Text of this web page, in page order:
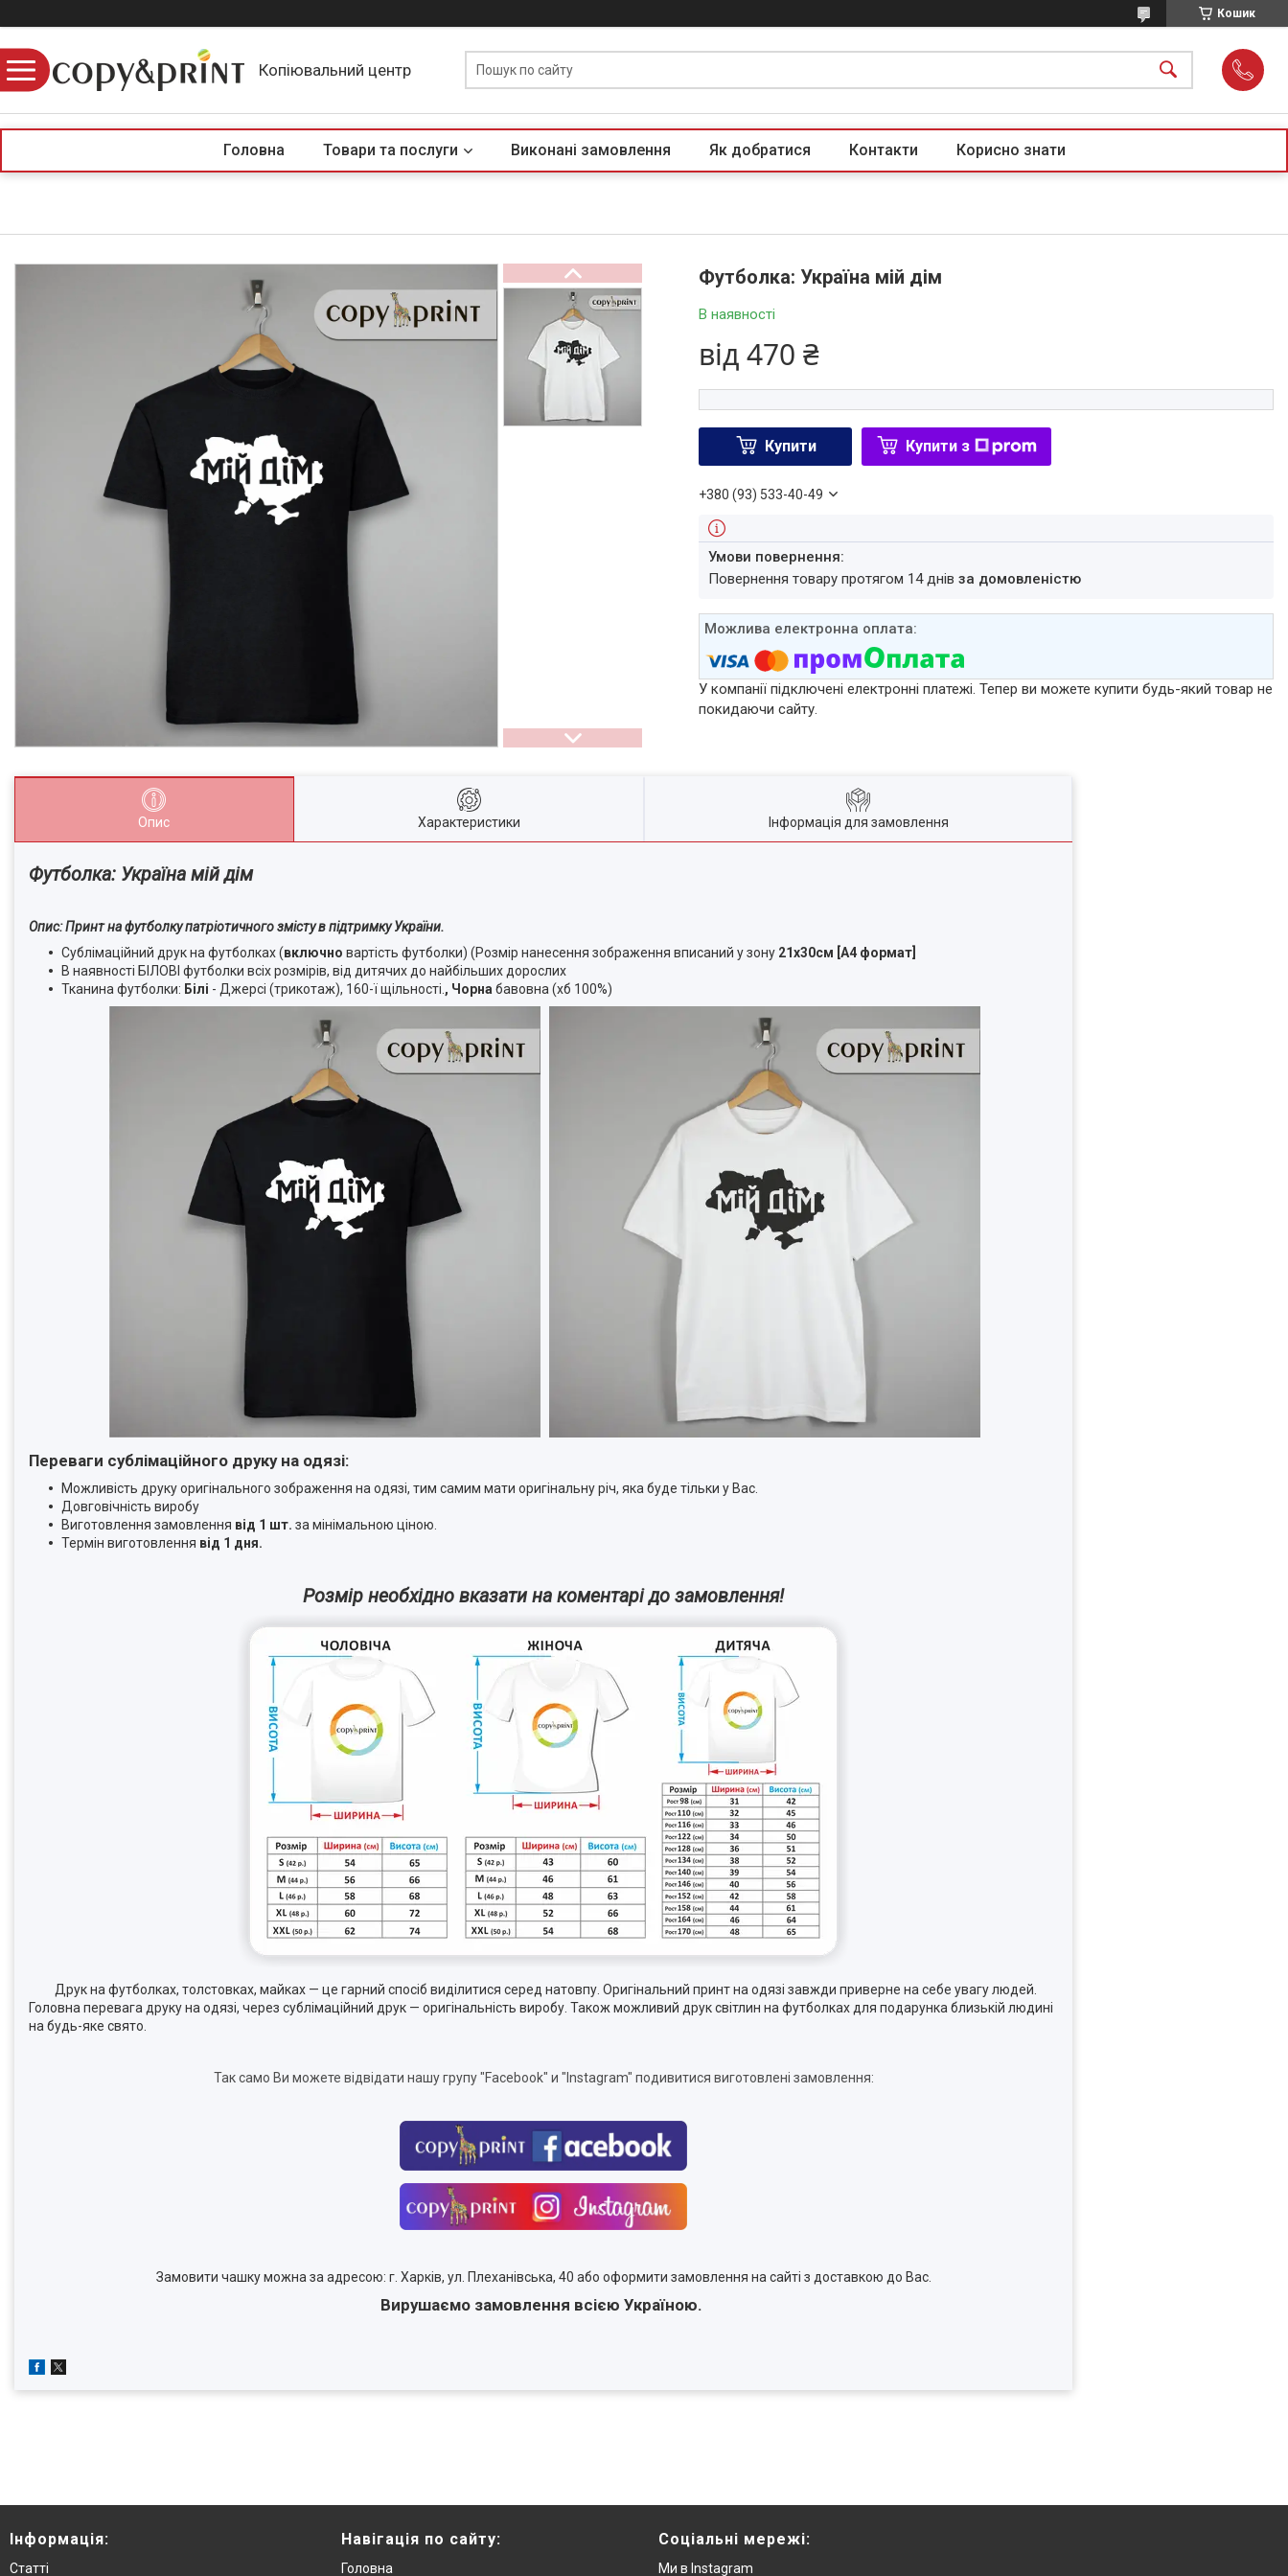
Кошик
Копіювальний центр
Головна Товари та послуги Виконані замовлення Як добратися Контакти Корисно знати
Футболка: Україна мій дім
В наявності
від470 ₴
Купити Купити з
+380 (93) 533-40-49
повернення товару протягом 14 днівза домовленістю
У компанії підключені електронні платежі. Тепер ви можете купити будь-який товар не
покидаючи сайту.
Опис Характеристики Інформація для замовлення
Футболка: Україна мій дім
Опис: Принт на футболку патріотичного змісту в підтримку України.
Сублімаційний друк на футболках (включно вартість футболки) (Розмір нанесення зображення вписаний у зону 21х30см [А4 формат]
В наявності БІЛОВІ футболки всіх розмірів, від дитячих до найбільших дорослих
Тканина футболки: Білі - Джерсі (трикотаж), 160-ї щільності. , Чорна бавовна (хб 100%)
Переваги сублімаційного друку на одязі:
Можливість друку оригінального зображення на одязі, тим самим мати оригінальну річ, яка буде тільки у Вас.
Довговічність виробу
Виготовлення замовлення від 1 шт. за мінімальною ціною.
Термін виготовлення від 1 дня.
Розмір необхідно вказати на коментарі до замовлення!
Друк на футболках, толстовках, майках — це гарний спосіб виділитися серед натовпу. Оригінальний принт на одязі завжди приверне на себе увагу людей.
Головна перевага друку на одязі, через сублімаційний друк — оригінальність виробу. Також можливий друк світлин на футболках для подарунка близькій людині
на будь-яке свято.
Так само Ви можете відвідати нашу групу "Facebook" и "Instagram" подивитися виготовлені замовлення:
Замовити чашку можна за адресою: г. Харків, ул. Плеханівська, 40 або оформити замовлення на сайті з доставкою до Вас.
Вирушаємо замовлення всією Україною.
Інформація:
Статті
Навігація по сайту:
Головна
Соціальні мережі:
Ми в Instagram